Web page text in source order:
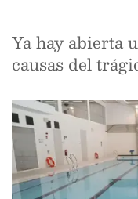
Ya hay abierta
causas del